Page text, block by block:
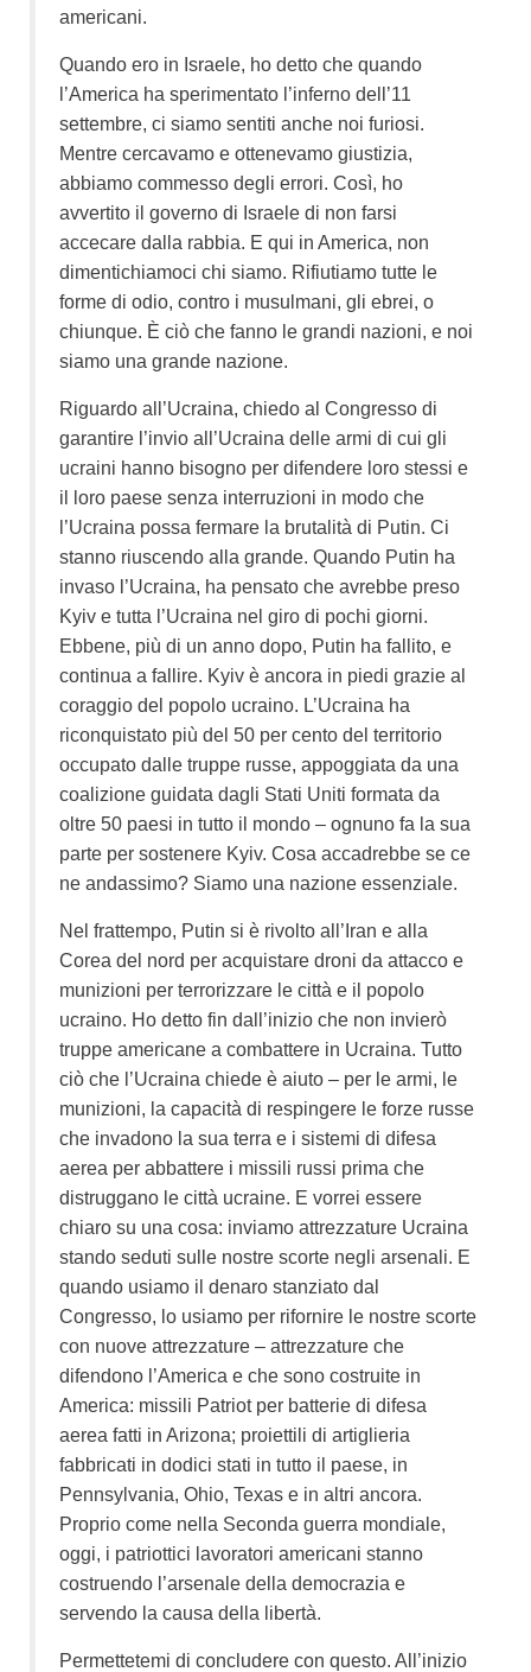
americani.
Quando ero in Israele, ho detto che quando
l’America ha sperimentato l’inferno dell’11
settembre, ci siamo sentiti anche noi furiosi.
Mentre cercavamo e ottenevamo giustizia,
abbiamo commesso degli errori. Così, ho
avvertito il governo di Israele di non farsi
accecare dalla rabbia. E qui in America, non
dimentichiamoci chi siamo. Rifiutiamo tutte le
forme di odio, contro i musulmani, gli ebrei, o
chiunque. È ciò che fanno le grandi nazioni, e noi
siamo una grande nazione.
Riguardo all’Ucraina, chiedo al Congresso di
garantire l’invio all’Ucraina delle armi di cui gli
ucraini hanno bisogno per difendere loro stessi e
il loro paese senza interruzioni in modo che
l’Ucraina possa fermare la brutalità di Putin. Ci
stanno riuscendo alla grande. Quando Putin ha
invaso l’Ucraina, ha pensato che avrebbe preso
Kyiv e tutta l’Ucraina nel giro di pochi giorni.
Ebbene, più di un anno dopo, Putin ha fallito, e
continua a fallire. Kyiv è ancora in piedi grazie al
coraggio del popolo ucraino. L’Ucraina ha
riconquistato più del 50 per cento del territorio
occupato dalle truppe russe, appoggiata da una
coalizione guidata dagli Stati Uniti formata da
oltre 50 paesi in tutto il mondo – ognuno fa la sua
parte per sostenere Kyiv. Cosa accadrebbe se ce
ne andassimo? Siamo una nazione essenziale.
Nel frattempo, Putin si è rivolto all’Iran e alla
Corea del nord per acquistare droni da attacco e
munizioni per terrorizzare le città e il popolo
ucraino. Ho detto fin dall’inizio che non invierò
truppe americane a combattere in Ucraina. Tutto
ciò che l’Ucraina chiede è aiuto – per le armi, le
munizioni, la capacità di respingere le forze russe
che invadono la sua terra e i sistemi di difesa
aerea per abbattere i missili russi prima che
distruggano le città ucraine. E vorrei essere
chiaro su una cosa: inviamo attrezzature Ucraina
stando seduti sulle nostre scorte negli arsenali. E
quando usiamo il denaro stanziato dal
Congresso, lo usiamo per rifornire le nostre scorte
con nuove attrezzature – attrezzature che
difendono l’America e che sono costruite in
America: missili Patriot per batterie di difesa
aerea fatti in Arizona; proiettili di artiglieria
fabbricati in dodici stati in tutto il paese, in
Pennsylvania, Ohio, Texas e in altri ancora.
Proprio come nella Seconda guerra mondiale,
oggi, i patriottici lavoratori americani stanno
costruendo l’arsenale della democrazia e
servendo la causa della libertà.
Permettetemi di concludere con questo. All’inizio